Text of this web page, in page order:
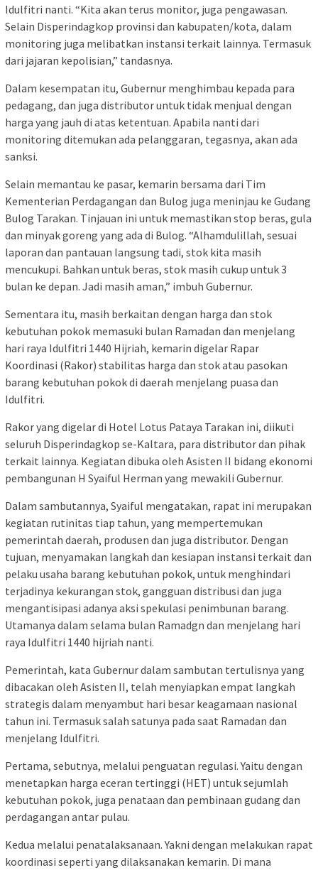
Idulfitri nanti. “Kita akan terus monitor, juga pengawasan.
Selain Disperindagkop provinsi dan kabupaten/kota, dalam
monitoring juga melibatkan instansi terkait lainnya. Termasuk
dari jajaran kepolisian,” tandasnya.
Dalam kesempatan itu, Gubernur menghimbau kepada para
pedagang, dan juga distributor untuk tidak menjual dengan
harga yang jauh di atas ketentuan. Apabila nanti dari
monitoring ditemukan ada pelanggaran, tegasnya, akan ada
sanksi.
Selain memantau ke pasar, kemarin bersama dari Tim
Kementerian Perdagangan dan Bulog juga meninjau ke Gudang
Bulog Tarakan. Tinjauan ini untuk memastikan stop beras, gula
dan minyak goreng yang ada di Bulog. “Alhamdulillah, sesuai
laporan dan pantauan langsung tadi, stok kita masih
mencukupi. Bahkan untuk beras, stok masih cukup untuk 3
bulan ke depan. Jadi masih aman,” imbuh Gubernur.
Sementara itu, masih berkaitan dengan harga dan stok
kebutuhan pokok memasuki bulan Ramadan dan menjelang
hari raya Idulfitri 1440 Hijriah, kemarin digelar Rapar
Koordinasi (Rakor) stabilitas harga dan stok atau pasokan
barang kebutuhan pokok di daerah menjelang puasa dan
Idulfitri.
Rakor yang digelar di Hotel Lotus Pataya Tarakan ini, diikuti
seluruh Disperindagkop se-Kaltara, para distributor dan pihak
terkait lainnya. Kegiatan dibuka oleh Asisten II bidang ekonomi
pembangunan H Syaiful Herman yang mewakili Gubernur.
Dalam sambutannya, Syaiful mengatakan, rapat ini merupakan
kegiatan rutinitas tiap tahun, yang mempertemukan
pemerintah daerah, produsen dan juga distributor. Dengan
tujuan, menyamakan langkah dan kesiapan instansi terkait dan
pelaku usaha barang kebutuhan pokok, untuk menghindari
terjadinya kekurangan stok, gangguan distribusi dan juga
mengantisipasi adanya aksi spekulasi penimbunan barang.
Utamanya dalam selama bulan Ramadgn dan menjelang hari
raya Idulfitri 1440 hijriah nanti.
Pemerintah, kata Gubernur dalam sambutan tertulisnya yang
dibacakan oleh Asisten II, telah menyiapkan empat langkah
strategis dalam menyambut hari besar keagamaan nasional
tahun ini. Termasuk salah satunya pada saat Ramadan dan
menjelang Idulfitri.
Pertama, sebutnya, melalui penguatan regulasi. Yaitu dengan
menetapkan harga eceran tertinggi (HET) untuk sejumlah
kebutuhan pokok, juga penataan dan pembinaan gudang dan
perdagangan antar pulau.
Kedua melalui penatalaksanaan. Yakni dengan melakukan rapat
koordinasi seperti yang dilaksanakan kemarin. Di mana